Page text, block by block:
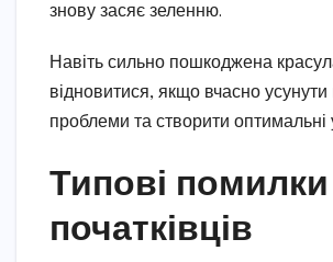
знову засяє зеленню.
Навіть сильно пошкоджена
відновитися, якщо вчасно
проблеми та створити оптимальні
Типові помилки
початківців